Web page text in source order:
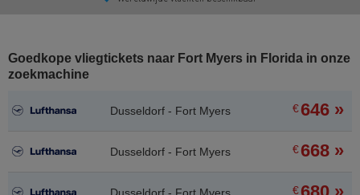
Goedkope vliegtickets naar Fort Myers in Florida in onze
zoekmachine
Dusseldorf - Fort Myers €646 »
Dusseldorf - Fort Myers €668 »
Dusseldorf - Fort Myers €